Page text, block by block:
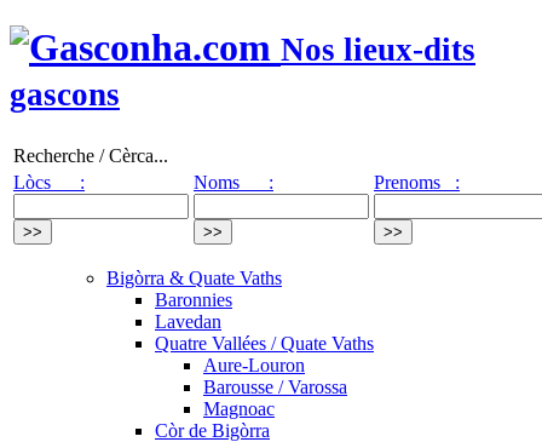
Nos lieux-dits
gascons
Recherche / Cèrca...
Lòcs :
Noms : Prenoms :
Bigòrra & Quate Vaths
Baronnies
Lavedan
Quatre Vallées / Quate Vaths
Aure-Louron
Barousse / Varossa
Magnoac
Còr de Bigòrra